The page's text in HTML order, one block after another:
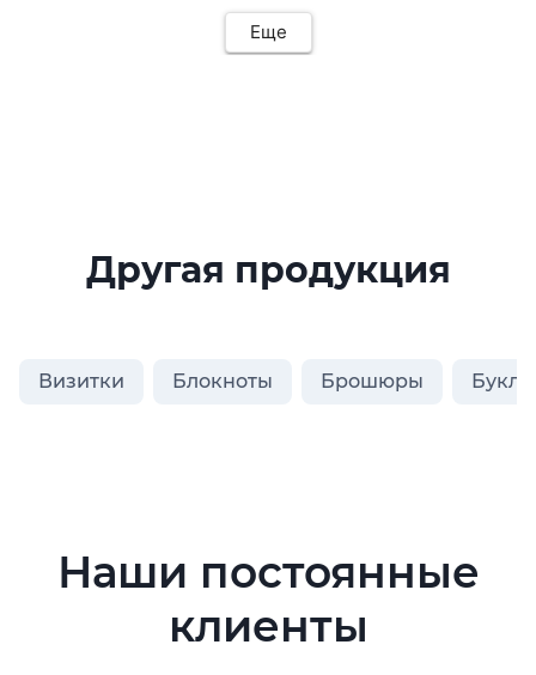
Еще
Другая продукция
Визитки Блокноты Брошюры
Наши постоянные
клиенты